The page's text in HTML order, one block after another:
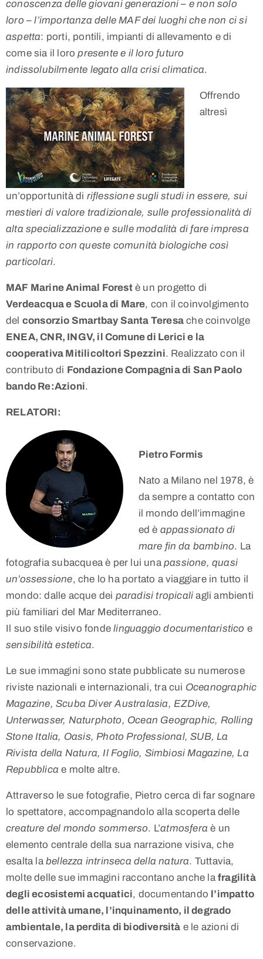
conoscenza delle giovani generazioni – e non solo
loro – l’importanza delle MAF dei luoghi che non ci si
aspetta: porti, pontili, impianti di allevamento e di
come sia il loropresente e il loro futuro
indissolubilmente legato alla crisi climatica.
Offrendo
altresì
un’opportunità di riflessione sugli studi in essere, sui
mestieri di valore tradizionale, sulle professionalità di
alta specializzazione e sulle modalità di fare impresa
in rapporto con queste comunità biologiche così
particolari.
MAF Marine Animal Forestè un progetto di
Verdeacqua e Scuola di Mare, con il coinvolgimento
del consorzio Smartbay Santa Teresa che coinvolge
ENEA, CNR, INGV, il Comune di Lerici e la
cooperativa Mitilicoltori Spezzini. Realizzato con il
contributo di Fondazione Compagnia di San Paolo
bando Re:Azioni.
RELATORI:
Pietro Formis
Nato a Milano nel 1978, è
da sempre a contatto con
il mondo dell’immagine
ed è appassionato di
mare fin da bambino. La
fotografia subacquea è per lui unapassione, quasi
un’ossessione, che lo ha portato a viaggiare in tutto il
mondo: dalle acque dei paradisi tropicali agli ambienti
più familiari del Mar Mediterraneo.
Il suo stile visivo fondelinguaggio documentaristico e
sensibilità estetica.
Le sue immagini sono state pubblicate su numerose
riviste nazionali e internazionali, tra cui Oceanographic
Magazine, Scuba Diver Australasia, EZDive,
Unterwasser, Naturphoto, Ocean Geographic, Rolling
Stone Italia, Oasis, Photo Professional, SUB, La
Rivista della Natura, Il Foglio, Simbiosi Magazine, La
Repubblica e molte altre.
Attraverso le sue fotografie, Pietro cerca di far sognare
lo spettatore, accompagnandolo alla scoperta delle
creature del mondo sommerso. L’atmosfera è un
elemento centrale della sua narrazione visiva, che
esalta labellezza intrinseca della natura. Tuttavia,
molte delle sue immagini raccontano anche lafragilità
degli ecosistemi acquatici, documentando l’impatto
delle attività umane, l’inquinamento, il degrado
ambientale, la perdita di biodiversità e le azioni di
conservazione.